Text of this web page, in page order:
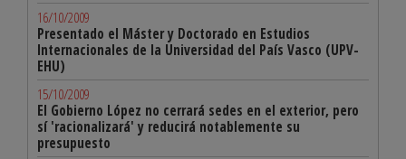
16/10/2009
Presentado el Máster y Doctorado en Estudios
Internacionales de la Universidad del País Vasco (UPV-
EHU)
15/10/2009
El Gobierno López no cerrará sedes en el exterior, pero
sí 'racionalizará' y reducirá notablemente su
presupuesto